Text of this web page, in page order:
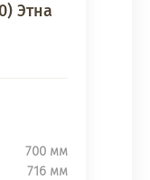
Этна
700 мм
716 мм